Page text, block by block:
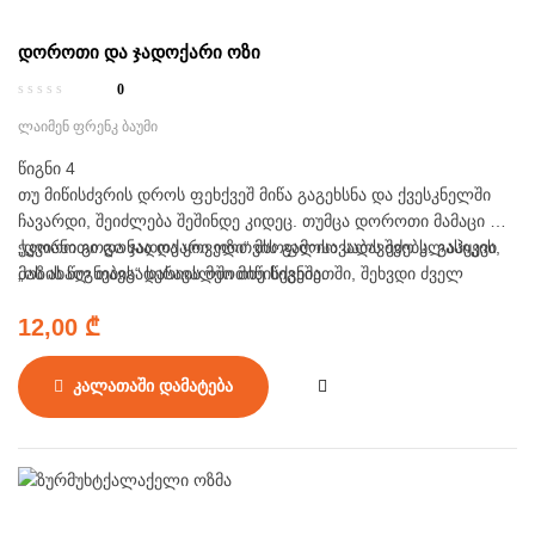
დოროთი და ჯადოქარი ოზი
0
ლაიმენ ფრენკ ბაუმი
წიგნი 4
თუ მიწისძვრის დროს ფეხქვეშ მიწა გაგეხსნა და ქვესკნელში
ჩავარდი, შეიძლება შეშინდე კიდეც. თუმცა დოროთი მამაცი და
ჭკვიანი გოგონაა და ყოველთვის გამოსავალს ეძებს. გაჰყევი
მას ახალ თავგადასავალში მიწისქვეშეთში, შეხვდი ძველ
უჩინართა ველი, იმოგზაურე ბოსტნეულის სამეფოში და გაუყევი
მთაში გამოკვეთილ წრიულ კიბეს _ იქნებ დედამიწაზე
დასაბრუნებელ გზასაც კი მიაგნო.
„დოროთი და ჯადოქარი ოზი“ მსოფლიო საბავშვო კლასიკის,
„ოზის წიგნების“ სერიის მეოთხე წიგნია.
12,00 ₾
კალათაში დამატება